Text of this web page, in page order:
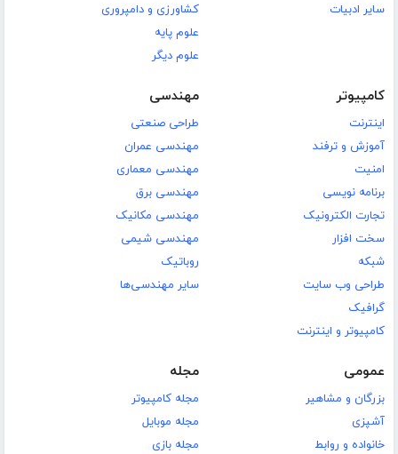
سایر ادبیات
کشاورزی و دامپروری
علوم پایه
علوم دیگر
کامپیوتر
اینترنت
آموزش و ترفند
امنیت
برنامه نویسی
تجارت الکترونیک
سخت افزار
شبکه
طراحی وب سایت
گرافیک
کامپیوتر و اینترنت
مهندسی
طراحی صنعتی
مهندسی عمران
مهندسی معماری
مهندسی برق
مهندسی مکانیک
مهندسی شیمی
روباتیک
سایر مهندسی‌ها
عمومی
بزرگان و مشاهیر
آشپزی
خانواده و روابط
مجله
مجله کامپیوتر
مجله موبایل
مجله بازی